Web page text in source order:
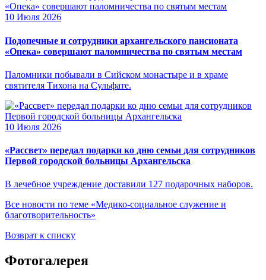
10 Июля 2026
Подопечные и сотрудники архангельского пансионата
«Опека» совершают паломничества по святым местам
Паломники побывали в Сийском монастыре и в храме
святителя Тихона на Сульфате.
10 Июля 2026
«Рассвет» передал подарки ко дню семьи для сотрудников
Первой городской больницы Архангельска
В лечебное учреждение доставили 127 подарочных наборов.
Все новости по теме «Медико-социальное служение и
благотворительность»
Возврат к списку
Фотогалерея